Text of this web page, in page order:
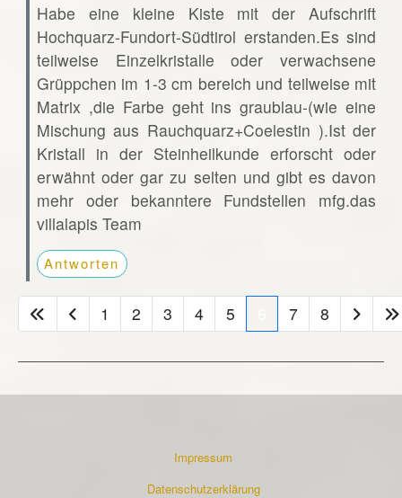
Habe eine kleine Kiste mit der Aufschrift
Hochquarz-Fundort-Südtirol erstanden.Es sind
teilweise Einzelkristalle oder verwachsene
Grüppchen im 1-3 cm bereich und teilweise mit
Matrix ,die Farbe geht ins graublau-(wie eine
Mischung aus Rauchquarz+Coelestin ).Ist der
Kristall in der Steinheilkunde erforscht oder
erwähnt oder gar zu selten und gibt es davon
mehr oder bekanntere Fundstellen mfg.das
villalapis Team
Antworten
1 2 3 4 5 7 8
Impressum
Datenschutzerklärung